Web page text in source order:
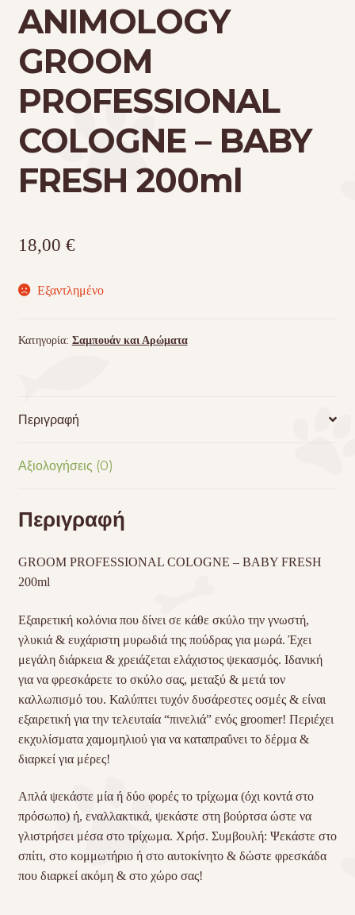
ANIMOLOGY
GROOM
PROFESSIONAL
COLOGNE – BABY
FRESH 200ml
18,00 €
Εξαντλημένο
Κατηγορία: Σαμπουάν και Αρώματα
Περιγραφή
Αξιολογήσεις (0)
Περιγραφή
GROOM PROFESSIONAL COLOGNE – BABY FRESH
200ml
Εξαιρετική κολόνια που δίνει σε κάθε σκύλο την γνωστή,
γλυκιά & ευχάριστη μυρωδιά της πούδρας για μωρά. Έχει
μεγάλη διάρκεια & χρειάζεται ελάχιστος ψεκασμός. Ιδανική
για να φρεσκάρετε το σκύλο σας, μεταξύ & μετά τον
καλλωπισμό του. Καλύπτει τυχόν δυσάρεστες οσμές & είναι
εξαιρετική για την τελευταία “πινελιά” ενός groomer! Περιέχει
εκχυλίσματα χαμομηλιού για να καταπραΰνει το δέρμα &
διαρκεί για μέρες!
Απλά ψεκάστε μία ή δύο φορές το τρίχωμα (όχι κοντά στο
πρόσωπο) ή, εναλλακτικά, ψεκάστε στη βούρτσα ώστε να
γλιστρήσει μέσα στο τρίχωμα. Χρήσ. Συμβουλή: Ψεκάστε στο
σπίτι, στο κομμωτήριο ή στο αυτοκίνητο & δώστε φρεσκάδα
που διαρκεί ακόμη & στο χώρο σας!